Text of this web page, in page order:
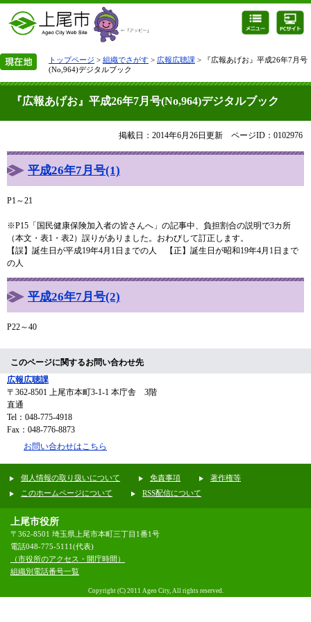
トップページ > 組織でさがす > 広報広聴課 > 『広報あげお』平成26年7月号
(No,964)デジタルブック
『広報あげお』平成26年7月号(No,964)デジタルブック
掲載日：2014年6月26日更新 ページID：0102976
平成26年7月号(1)
P1～21
※P15「国民健康保険加入者の皆さんへ」の記事中、負担割合の説明で3カ所
（本文・表1・表2）誤りがありました。おわびして訂正します。
【誤】誕生日が平成19年4月1日までの人 【正】誕生日が昭和19年4月1日まで
の人
平成26年7月号(2)
P22～40
このページに関するお問い合わせ先
広報広聴課
〒362-8501 上尾市本町3-1-1 本庁舎 3階
直通
Tel：048-775-4918
Fax：048-776-8873
お問い合わせはこちら
個人情報の取り扱いについて 免責事項
著作権等
このホームページについて
RSS配信について
上尾市役所
〒362-8501 埼玉県上尾市本町三丁目1番1号
電話048-775-5111(代表)
（市役所のアクセス・開庁時間）
組織別電話番号一覧
Copyright (C) 2011 Ageo City, All rights reserved.